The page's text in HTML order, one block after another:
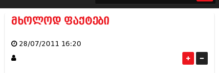
კატალოგი
მხოლოდ ფაქტები
28/07/2011 16:20